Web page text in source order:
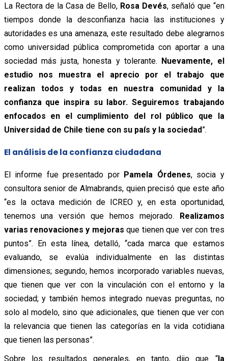
La Rectora de la Casa de Bello, Rosa Devés, señaló que “en
tiempos donde la desconfianza hacia las instituciones y
autoridades es una amenaza, este resultado debe alegrarnos
como universidad pública comprometida con aportar a una
sociedad más justa, honesta y tolerante. Nuevamente, el
estudio nos muestra el aprecio por el trabajo que
realizan todos y todas en nuestra comunidad y la
confianza que inspira su labor. Seguiremos trabajando
enfocados en el cumplimiento del rol público que la
Universidad de Chile tiene con su país y la sociedad”.
El análisis de la confianza ciudadana
El informe fue presentado por Pamela Órdenes, socia y
consultora senior de Almabrands, quien precisó que este año
“es la octava medición de ICREO y, en esta oportunidad,
tenemos una versión que hemos mejorado. Realizamos
varias renovaciones y mejoras que tienen que ver con tres
puntos”. En esta línea, detalló, “cada marca que estamos
evaluando, se evalúa individualmente en las distintas
dimensiones; segundo, hemos incorporado variables nuevas,
que tienen que ver con la vinculación con el entorno y la
sociedad; y también hemos integrado nuevas preguntas, no
solo al modelo, sino que adicionales, que tienen que ver con
la relevancia que tienen las categorías en la vida cotidiana
que tienen las personas”.
Sobre los resultados generales, en tanto, dijo que “la